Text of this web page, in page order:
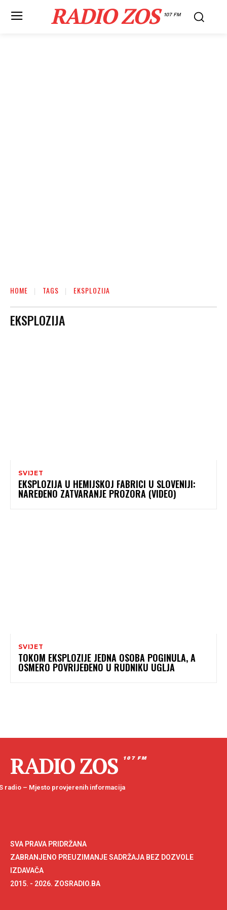
RADIO ZOS 107 FM
HOME TAGS EKSPLOZIJA
EKSPLOZIJA
SVIJET
EKSPLOZIJA U HEMIJSKOJ FABRICI U SLOVENIJI:
NAREĐENO ZATVARANJE PROZORA (VIDEO)
SVIJET
TOKOM EKSPLOZIJE JEDNA OSOBA POGINULA, A
OSMERO POVRIJEĐENO U RUDNIKU UGLJA
RADIO ZOS 107 FM
radio – Mjesto provjerenih informacija
SVA PRAVA PRIDRŽANA
ZABRANJENO PREUZIMANJE SADRŽAJA BEZ DOZVOLE
IZDAVAČA
2015. - 2026. ZOSRADIO.BA